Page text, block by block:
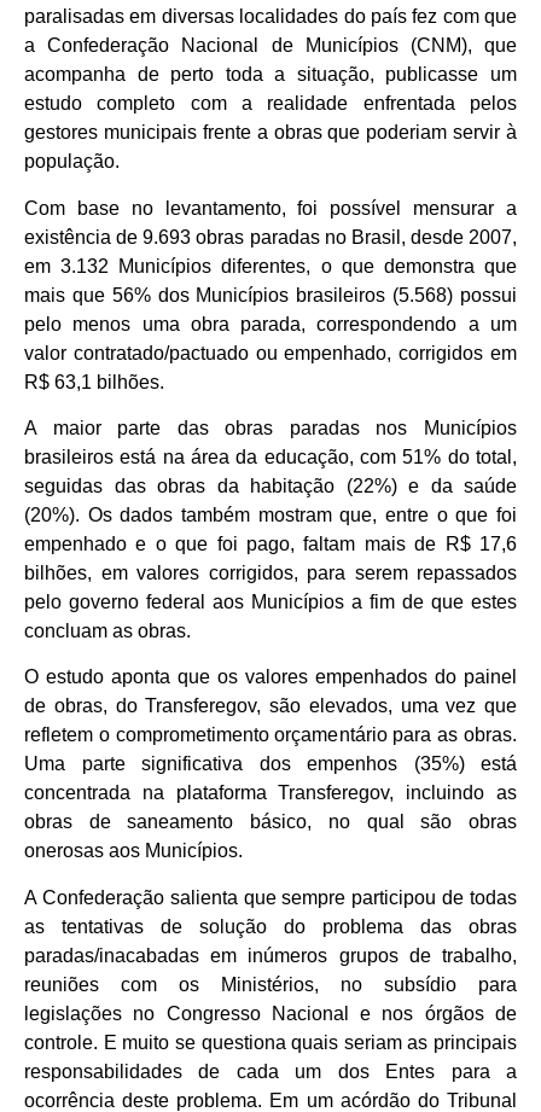
paralisadas em diversas localidades do país fez com que
a Confederação Nacional de Municípios (CNM), que
acompanha de perto toda a situação, publicasse um
estudo completo com a realidade enfrentada pelos
gestores municipais frente a obras que poderiam servir à
população.
Com base no levantamento, foi possível mensurar a
existência de 9.693 obras paradas no Brasil, desde 2007,
em 3.132 Municípios diferentes, o que demonstra que
mais que 56% dos Municípios brasileiros (5.568) possui
pelo menos uma obra parada, correspondendo a um
valor contratado/pactuado ou empenhado, corrigidos em
R$ 63,1 bilhões.
A maior parte das obras paradas nos Municípios
brasileiros está na área da educação, com 51% do total,
seguidas das obras da habitação (22%) e da saúde
(20%). Os dados também mostram que, entre o que foi
empenhado e o que foi pago, faltam mais de R$ 17,6
bilhões, em valores corrigidos, para serem repassados
pelo governo federal aos Municípios a fim de que estes
concluam as obras.
O estudo aponta que os valores empenhados do painel
de obras, do Transferegov, são elevados, uma vez que
refletem o comprometimento orçamentário para as obras.
Uma parte significativa dos empenhos (35%) está
concentrada na plataforma Transferegov, incluindo as
obras de saneamento básico, no qual são obras
onerosas aos Municípios.
A Confederação salienta que sempre participou de todas
as tentativas de solução do problema das obras
paradas/inacabadas em inúmeros grupos de trabalho,
reuniões com os Ministérios, no subsídio para
legislações no Congresso Nacional e nos órgãos de
controle. E muito se questiona quais seriam as principais
responsabilidades de cada um dos Entes para a
ocorrência deste problema. Em um acórdão do Tribunal